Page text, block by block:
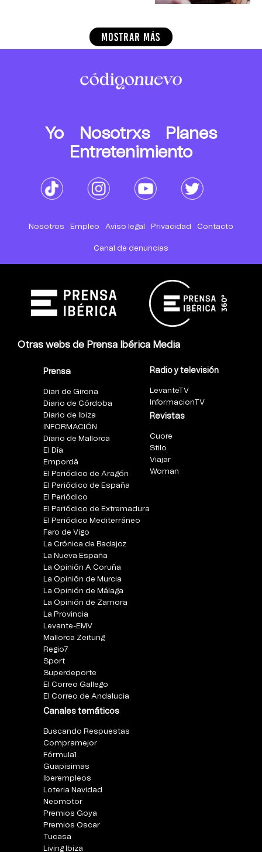
MOSTRAR MÁS
Yo Nosotrxs
Planes
Entretenimiento
Nosotros Empleo Aviso legal Privacidad Contacto
Canal de denuncias
Otras webs de Prensa Ibérica Media
Prensa
Diari de Girona
Diario de Córdoba
Diario de Ibiza
INFORMACIÓN
Diario de Mallorca
El Día
Empordà
El Periódico de Aragón
El Periódico de España
El Periódico
El Periódico de Extremadura
El Periódico Mediterráneo
Faro de Vigo
La Crónica de Badajoz
La Nueva España
La Opinión A Coruña
La Opinión de Murcia
La Opinión de Málaga
La Opinión de Zamora
La Provincia
Levante-EMV
Mallorca Zeitung
Regio7
Sport
Superdeporte
El Correo Gallego
El Correo de Andalucia
Canales temáticos
Buscando Respuestas
Compramejor
Fórmula1
Guapisimas
Iberempleos
Loteria Navidad
Neomotor
Premios Goya
Premios Oscar
Tucasa
Living Ibiza
Radio y televisión
LevanteTV
InformacionTV
Revistas
Cuore
Stilo
Viajar
Woman